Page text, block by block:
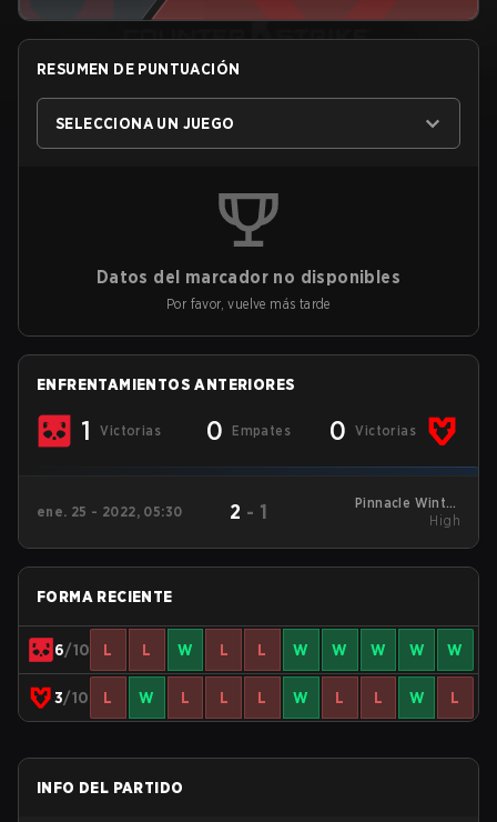
RESUMEN DE PUNTUACIÓN
SELECCIONA UN JUEGO
Datos del marcador no disponibles
Por favor, vuelve más tarde
ENFRENTAMIENTOS ANTERIORES
1 Victorias 0 Empates 0 Victorias
ene. 25 - 2022, 05:30 2 - 1
Pinnacle Winter
Series #1
High
FORMA RECIENTE
6/10 L L W L L W W W W W
3/10 L W L L L W L L W L
INFO DEL PARTIDO